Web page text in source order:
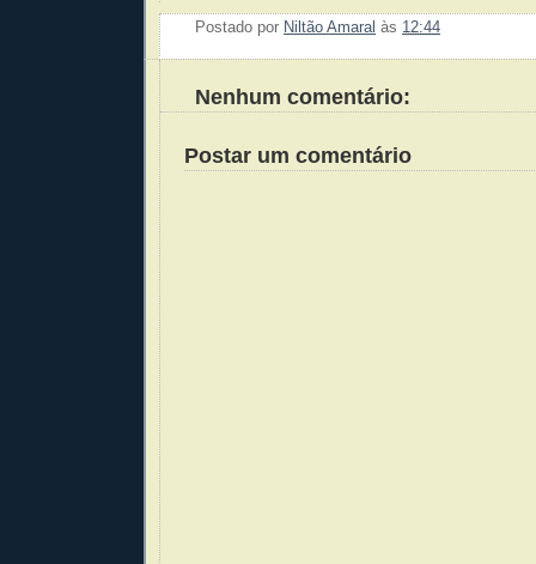
Postado por Niltão Amaral às 12:44
Nenhum comentário:
Postar um comentário